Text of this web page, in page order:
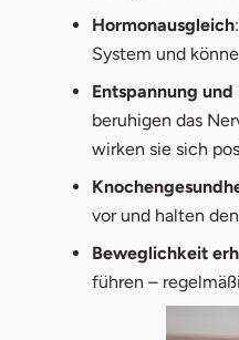
Hormonausgleich
System und
Entspannung
beruhigen das
wirken sie sich
vor und halten
Beweglichkeit
führen –